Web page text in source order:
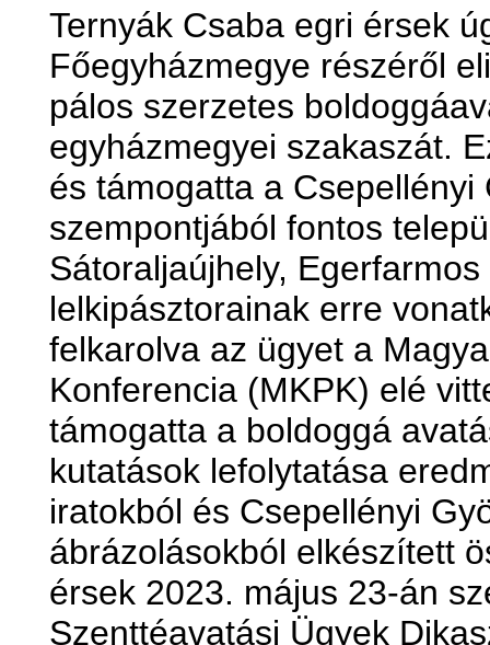
Ternyák Csaba egri érsek
Főegyházmegye részéről
pálos szerzetes
egyházmegyei szakaszát.
és támogatta a Csepellényi
szempontjából fontos
Sátoraljaújhely,
lelkipásztorainak erre
felkarolva az ügyet a
Konferencia (MKPK) elé
támogatta a boldoggá
kutatások lefolytatása
iratokból és Csepellényi
ábrázolásokból elkészített
érsek 2023. május 23-án
Szenttéavatási Ügyek